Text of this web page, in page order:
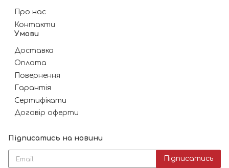
Про нас
Контакти
Умови
Доставка
Оплата
Повернення
Гарантія
Сертифікати
Договір оферти
Підписатись на новини
Підписатись